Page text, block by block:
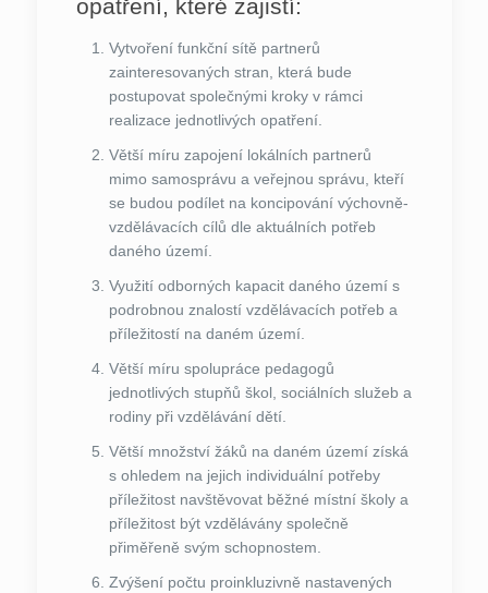
opatření, které zajistí:
Vytvoření funkční sítě partnerů
zainteresovaných stran, která bude
postupovat společnými kroky v rámci
realizace jednotlivých opatření.
Větší míru zapojení lokálních partnerů
mimo samosprávu a veřejnou správu, kteří
se budou podílet na koncipování výchovně-
vzdělávacích cílů dle aktuálních potřeb
daného území.
Využití odborných kapacit daného území s
podrobnou znalostí vzdělávacích potřeb a
příležitostí na daném území.
Větší míru spolupráce pedagogů
jednotlivých stupňů škol, sociálních služeb a
rodiny při vzdělávání dětí.
Větší množství žáků na daném území získá
s ohledem na jejich individuální potřeby
příležitost navštěvovat běžné místní školy a
příležitost být vzdělávány společně
přiměřeně svým schopnostem.
Zvýšení počtu proinkluzivně nastavených